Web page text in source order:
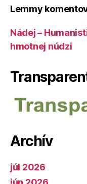
Lemmy
Nádej –
hmotnej núdzi
Archív
júl 2026